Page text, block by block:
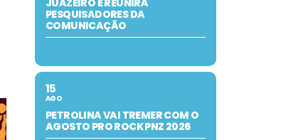
JUAZEIRO E REUNIRÁ
PESQUISADORES DA
COMUNICAÇÃO
15
AGO
PETROLINA VAI TREMER COM O
AGOSTO PRO ROCK PNZ 2026